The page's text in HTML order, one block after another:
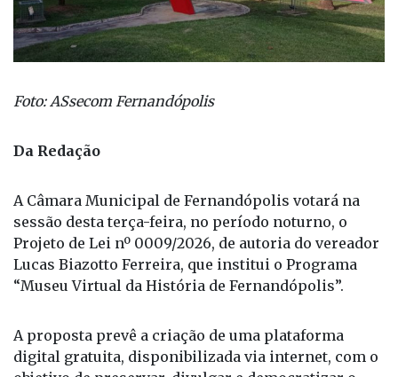
Foto: ASsecom Fernandópolis
Da Redação
A Câmara Municipal de Fernandópolis votará na
sessão desta terça-feira, no período noturno, o
Projeto de Lei nº 0009/2026, de autoria do vereador
Lucas Biazotto Ferreira, que institui o Programa
“Museu Virtual da História de Fernandópolis”.
A proposta prevê a criação de uma plataforma
digital gratuita, disponibilizada via internet, com o